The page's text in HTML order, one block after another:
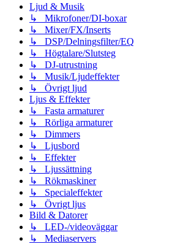
Ljud & Musik
↳ Mikrofoner/DI-boxar
↳ Mixer/FX/Inserts
↳ DSP/Delningsfilter/EQ
↳ Högtalare/Slutsteg
↳ DJ-utrustning
↳ Musik/Ljudeffekter
↳ Övrigt ljud
Ljus & Effekter
↳ Fasta armaturer
↳ Rörliga armaturer
↳ Dimmers
↳ Ljusbord
↳ Effekter
↳ Ljussättning
↳ Rökmaskiner
↳ Specialeffekter
↳ Övrigt ljus
Bild & Datorer
↳ LED-/videoväggar
↳ Mediaservers